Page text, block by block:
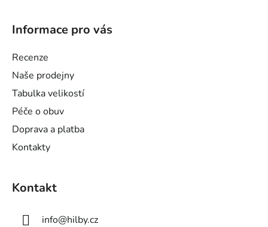
Informace pro vás
Recenze
Naše prodejny
Tabulka velikostí
Péče o obuv
Doprava a platba
Kontakty
Kontakt
info@hilby.cz